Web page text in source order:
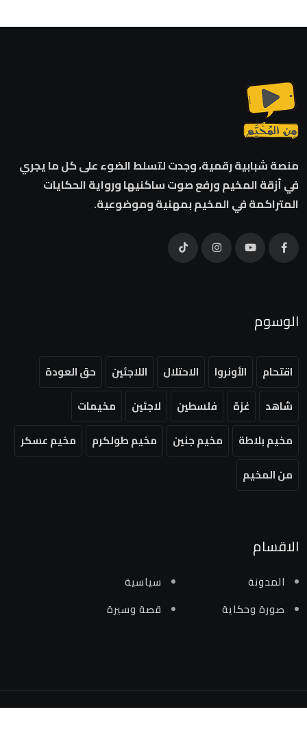
منصة شبابية رقمية، وجدت لتسلط الضوء على كل ما يجري
في أزقة المخيم ورفع صوت ساكنيها ورواية الحكايات
المتراكمة في المخيم بمهنية وموضوعية.
الوسوم
اقتحام الأونروا الاحتلال اللاجئين
حق العودة
شاهد
غزة فلسطين لاجئين
مخيمات
مخيم بلاطة
مخيم جنين مخيم طولكرم
مخيم عسكر
من المخيم
الاقسام
المدونة
سياسية
صورة وحكاية
قصة وسيرة